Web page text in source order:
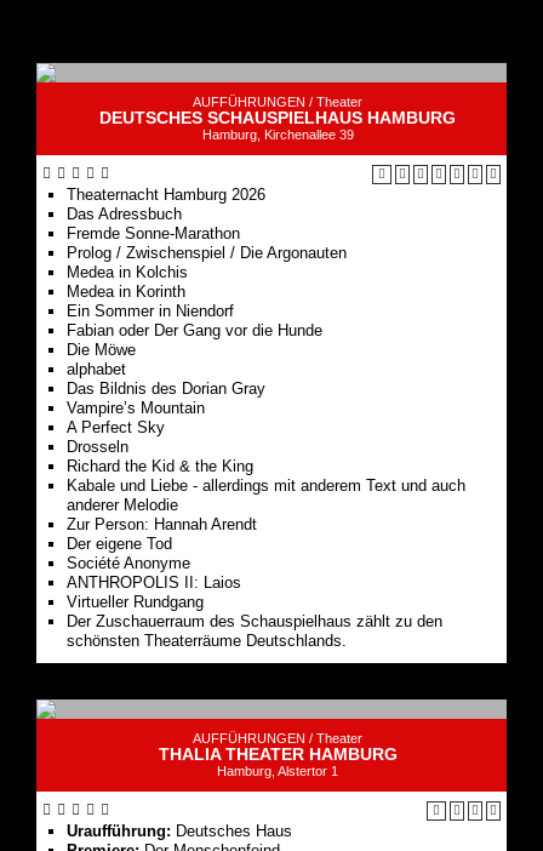
AUFFÜHRUNGEN / Theater
DEUTSCHES SCHAUSPIELHAUS HAMBURG
Hamburg, Kirchenallee 39
Theaternacht Hamburg 2026
Das Adressbuch
Fremde Sonne-Marathon
Prolog / Zwischenspiel / Die Argonauten
Medea in Kolchis
Medea in Korinth
Ein Sommer in Niendorf
Fabian oder Der Gang vor die Hunde
Die Möwe
alphabet
Das Bildnis des Dorian Gray
Vampire’s Mountain
A Perfect Sky
Drosseln
Richard the Kid & the King
Kabale und Liebe - allerdings mit anderem Text und auch
anderer Melodie
Zur Person: Hannah Arendt
Der eigene Tod
Société Anonyme
ANTHROPOLIS II: Laios
Virtueller Rundgang
Der Zuschauerraum des Schauspielhaus zählt zu den
schönsten Theaterräume Deutschlands.
AUFFÜHRUNGEN / Theater
THALIA THEATER HAMBURG
Hamburg, Alstertor 1
Uraufführung: Deutsches Haus